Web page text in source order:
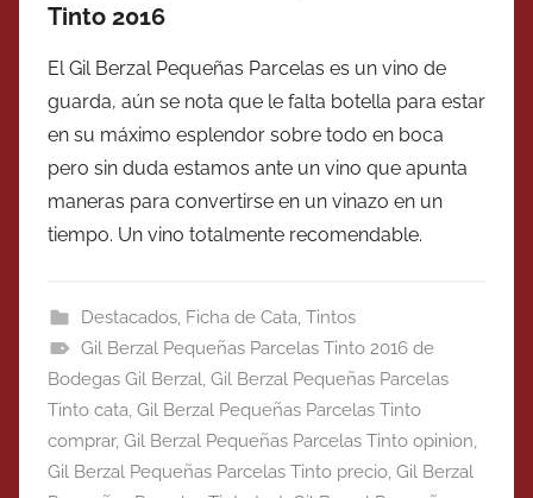
Tinto 2016
El Gil Berzal Pequeñas Parcelas es un vino de
guarda, aún se nota que le falta botella para estar
en su máximo esplendor sobre todo en boca
pero sin duda estamos ante un vino que apunta
maneras para convertirse en un vinazo en un
tiempo. Un vino totalmente recomendable.
Destacados, Ficha de Cata, Tintos
Gil Berzal Pequeñas Parcelas Tinto 2016 de
Bodegas Gil Berzal, Gil Berzal Pequeñas Parcelas
Tinto cata, Gil Berzal Pequeñas Parcelas Tinto
comprar, Gil Berzal Pequeñas Parcelas Tinto opinion,
Gil Berzal Pequeñas Parcelas Tinto precio, Gil Berzal